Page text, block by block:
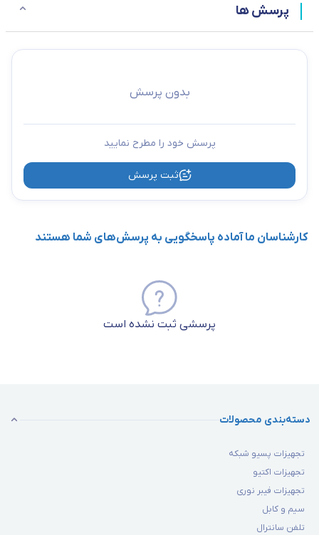
پرسش ها
بدون پرسش
پرسش خود را مطرح نمایید
ثبت پرسش
کارشناسان ما آماده پاسخگویی به پرسش‌های شما هستند
پرسشی ثبت نشده است
دسته‌بندی محصولات
تجهیزات پسیو شبکه
تجهیزات اکتیو
تجهیزات فیبر نوری
سیم و کابل
تلفن سانترال